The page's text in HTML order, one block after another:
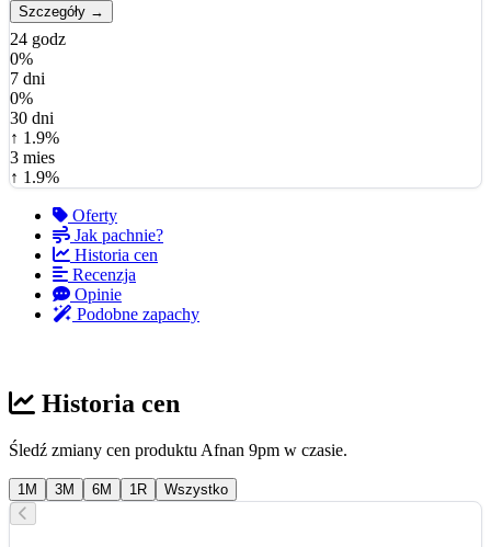
Szczegóły →
24 godz
0%
7 dni
0%
30 dni
↑ 1.9%
3 mies
↑ 1.9%
Oferty
Jak pachnie?
Historia cen
Recenzja
Opinie
Podobne zapachy
Historia cen
Śledź zmiany cen produktu Afnan 9pm w czasie.
1M 3M 6M 1R Wszystko